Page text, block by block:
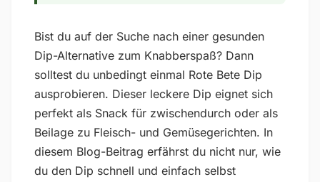
Bist du auf der Suche nach einer gesunden
Dip-Alternative zum Knabberspaß? Dann
solltest du unbedingt einmal Rote Bete Dip
ausprobieren. Dieser leckere Dip eignet sich
perfekt als Snack für zwischendurch oder als
Beilage zu Fleisch- und Gemüsegerichten. In
diesem Blog-Beitrag erfährst du nicht nur, wie
du den Dip schnell und einfach selbst